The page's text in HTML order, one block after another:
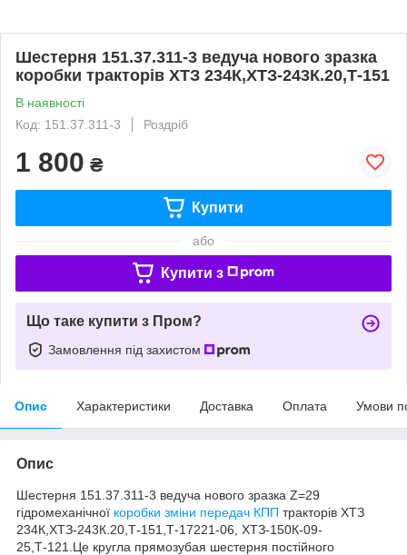
Шестерня 151.37.311-3 ведуча нового зразка
коробки тракторів ХТЗ 234К,ХТЗ-243К.20,Т-151
В наявності
Код: 151.37.311-3
Роздріб
1 800 ₴
Купити
або
Купити з
Що таке купити з Пром?
Замовлення під захистом
Опис Характеристики Доставка Оплата Умови
Опис
Шестерня 151.37.311-3 ведуча нового зразка Z=29
гідромеханічної коробки зміни передач КПП тракторів ХТЗ
234К,ХТЗ-243К.20,Т-151,Т-17221-06, ХТЗ-150К-09-
25,Т-121.Це кругла прямозубая шестерня постійного